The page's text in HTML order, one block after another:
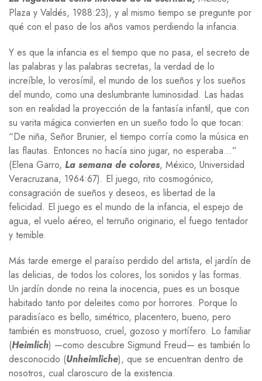
Plaza y Valdés, 1988:23), y al mismo tiempo se pregunte por
qué con el paso de los años vamos perdiendo la infancia.
Y es que la infancia es el tiempo que no pasa, el secreto de
las palabras y las palabras secretas, la verdad de lo
increíble, lo verosímil, el mundo de los sueños y los sueños
del mundo, como una deslumbrante luminosidad. Las hadas
son en realidad la proyección de la fantasía infantil, que con
su varita mágica convierten en un sueño todo lo que tocan:
“De niña, Señor Brunier, el tiempo corría como la música en
las flautas. Entonces no hacía sino jugar, no esperaba…”
(Elena Garro, La semana de colores, México, Universidad
Veracruzana, 1964:67). El juego, rito cosmogónico,
consagración de sueños y deseos, es libertad de la
felicidad. El juego es el mundo de la infancia, el espejo de
agua, el vuelo aéreo, el terruño originario, el fuego tentador
y temible.
Más tarde emerge el paraíso perdido del artista, el jardín de
las delicias, de todos los colores, los sonidos y las formas.
Un jardín donde no reina la inocencia, pues es un bosque
habitado tanto por deleites como por horrores. Porque lo
paradisíaco es bello, simétrico, placentero, bueno, pero
también es monstruoso, cruel, gozoso y mortífero. Lo familiar
(Heimlich) —como descubre Sigmund Freud— es también lo
desconocido (Unheimliche), que se encuentran dentro de
nosotros, cual claroscuro de la existencia.